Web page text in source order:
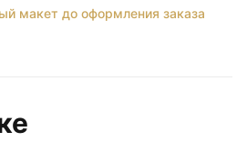
макет до оформления заказа